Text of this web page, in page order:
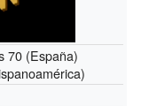
70 (España)